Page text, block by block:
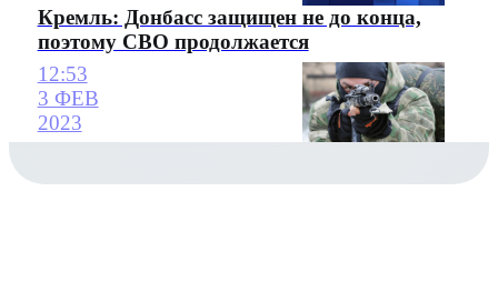
Кремль: Донбасс защищен не до конца,
поэтому СВО продолжается
12:53
3 ФЕВ
2023